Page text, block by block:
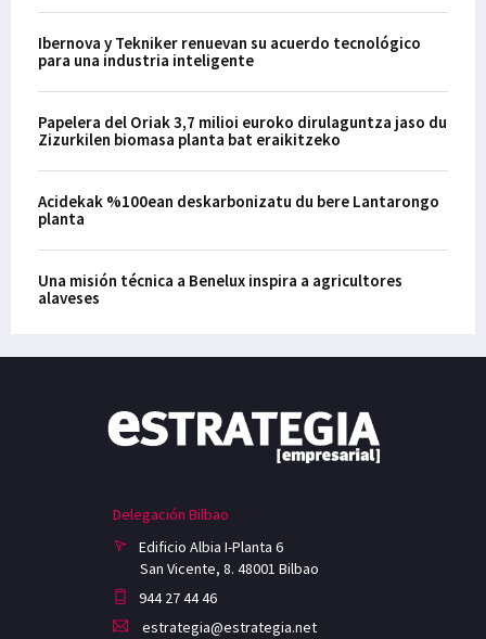
Ibernova y Tekniker renuevan su acuerdo tecnológico
para una industria inteligente
Papelera del Oriak 3,7 milioi euroko dirulaguntza jaso du
Zizurkilen biomasa planta bat eraikitzeko
Acidekak %100ean deskarbonizatu du bere Lantarongo
planta
Una misión técnica a Benelux inspira a agricultores
alaveses
Delegación Bilbao
Edificio Albia I-Planta 6
San Vicente, 8. 48001 Bilbao
944 27 44 46
estrategia@estrategia.net